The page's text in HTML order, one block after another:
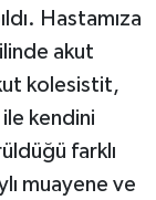
Hastamıza
akut
kolesistit,
ile kendini
farklı
muayene ve